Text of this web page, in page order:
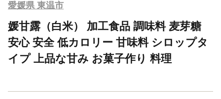
愛媛県 東温市
媛甘露（白米） 加工食品 調味料 麦芽糖
安心 安全 低カロリー 甘味料 シロップタ
イプ 上品な甘み お菓子作り 料理